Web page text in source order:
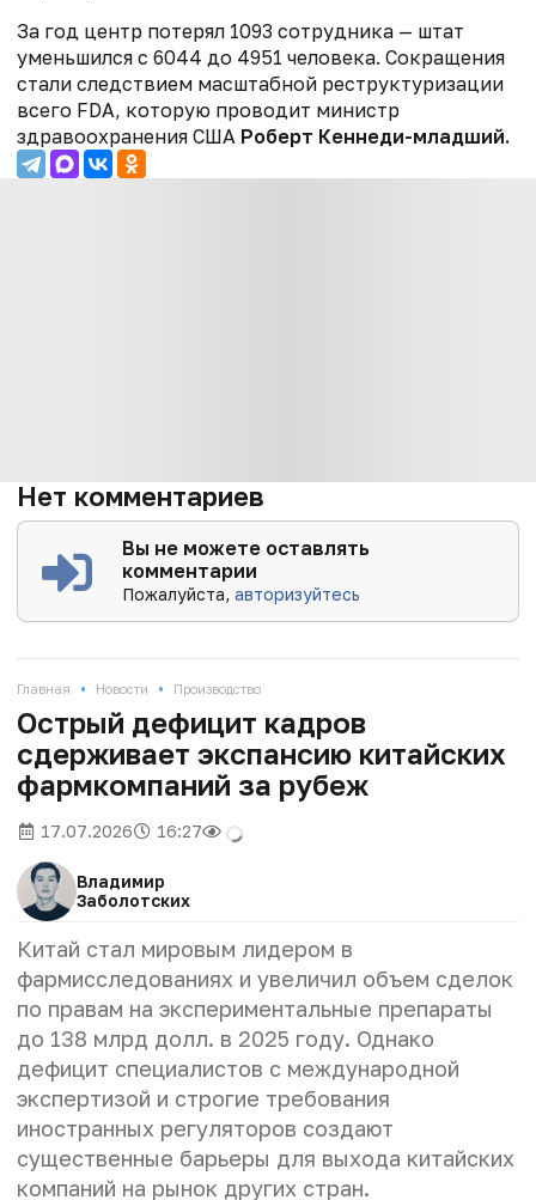
За год центр потерял 1093 сотрудника — штат
уменьшился с 6044 до 4951 человека. Сокращения
стали следствием масштабной реструктуризации
всего FDA, которую проводит министр
здравоохранения США Роберт Кеннеди-младший.
Нет комментариев
Вы не можете оставлять
комментарии
Пожалуйста,авторизуйтесь
Главная • Новости • Производство
Острый дефицит кадров
сдерживает экспансию китайских
фармкомпаний за рубеж
17.07.2026 16:27
Владимир
Заболотских
Китай стал мировым лидером в
фармисследованиях и увеличил объем сделок
по правам на экспериментальные препараты
до 138 млрд долл. в 2025 году. Однако
дефицит специалистов с международной
экспертизой и строгие требования
иностранных регуляторов создают
существенные барьеры для выхода китайских
компаний на рынок других стран.